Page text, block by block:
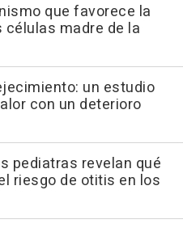
que favorece la
madre de la
un estudio
con un deterioro
pediatras revelan qué
riesgo de otitis en los